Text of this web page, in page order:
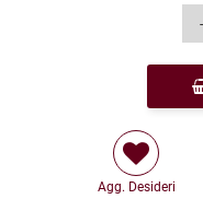
Agg. Desideri